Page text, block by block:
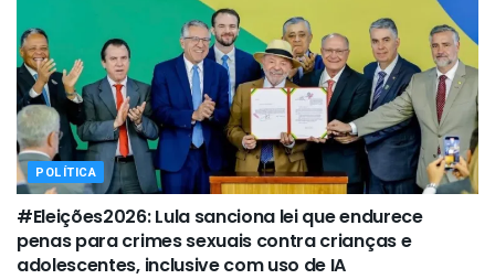
POLÍTICA
#Eleições2026: Lula sanciona lei que endurece
penas para crimes sexuais contra crianças e
adolescentes, inclusive com uso de IA